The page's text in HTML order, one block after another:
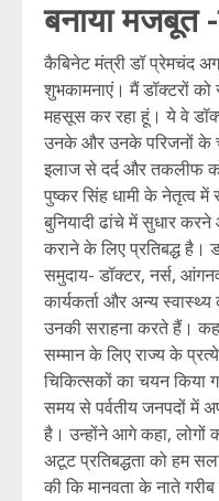
बनाया मजबूत
कैबिनेट मंत्री डॉ प्रेमचंद
शुभकामनाएं। मैं डॉक्टरों
महसूस कर रहा हूं। ये वे
उनके और उनके परिजनों के
इलाज से दर्द और तकलीफ
पुष्कर सिंह धामी के नेतृत्व में
बुनियादी ढांचे में सुधार
कराने के लिए प्रतिबद्ध है।
समुदाय- डॉक्टर, नर्स,
कार्यकर्ता और अन्य स्वास्थ्य
उनकी सराहना करते हैं।
सम्मान के लिए राज्य के
चिकित्सकों का चयन किया
समय से पर्वतीय जनपदों में
है। उन्होंने आगे कहा, लोगों
अटूट प्रतिबद्धता को हम
की कि मानवता के नाते